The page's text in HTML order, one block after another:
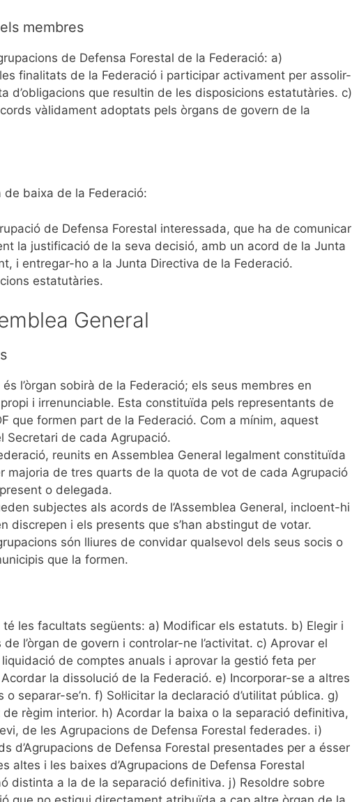
membres
de Defensa Forestal de la Federació: a)
finalitats de la Federació i participar activament per assolir-
d’obligacions que resultin de les disposicions estatutàries. c)
vàlidament adoptats pels òrgans de govern de la
baixa de la Federació:
de Defensa Forestal interessada, que ha de comunicar
la justificació de la seva decisió, amb un acord de la Junta
i entregar-ho a la Junta Directiva de la Federació.
estatutàries.
General
és l’òrgan sobirà de la Federació; els seus membres en
i irrenunciable. Esta constituïda pels representants de
que formen part de la Federació. Com a mínim, aquest
Secretari de cada Agrupació.
reunits en Assemblea General legalment constituïda
majoria de tres quarts de la quota de vot de cada Agrupació
o delegada.
subjectes als acords de l’Assemblea General, incloent-hi
discrepen i els presents que s’han abstingut de votar.
són lliures de convidar qualsevol dels seus socis o
que la formen.
té les facultats següents: a) Modificar els estatuts. b) Elegir i
l’òrgan de govern i controlar-ne l’activitat. c) Aprovar el
de comptes anuals i aprovar la gestió feta per
Acordar la dissolució de la Federació. e) Incorporar-se a altres
o separar-se’n. f) Sol·licitar la declaració d’utilitat pública. g)
règim interior. h) Acordar la baixa o la separació definitiva,
de les Agrupacions de Defensa Forestal federades. i)
d’Agrupacions de Defensa Forestal presentades per a ésser
altes i les baixes d’Agrupacions de Defensa Forestal
distinta a la de la separació definitiva. j) Resoldre sobre